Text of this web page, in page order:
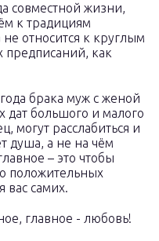
совместной жизни,
к традициям
относится к круглым
предписаний, как
брака муж с женой
дат большого и малого
могут расслабиться и
душа, а не на чём
– это чтобы
положительных
вас самих.